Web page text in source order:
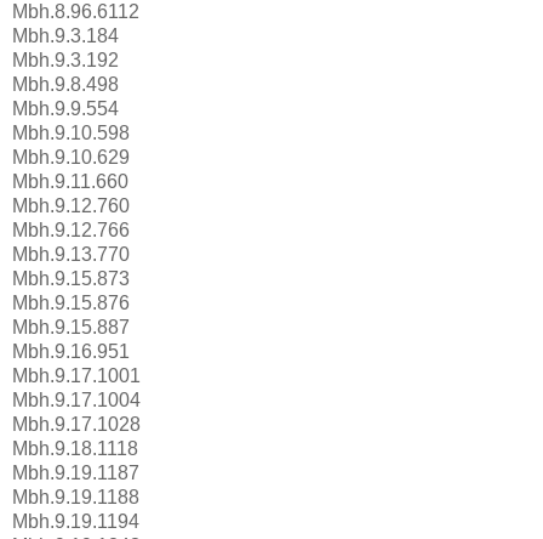
Mbh.8.96.6112
Mbh.9.3.184
Mbh.9.3.192
Mbh.9.8.498
Mbh.9.9.554
Mbh.9.10.598
Mbh.9.10.629
Mbh.9.11.660
Mbh.9.12.760
Mbh.9.12.766
Mbh.9.13.770
Mbh.9.15.873
Mbh.9.15.876
Mbh.9.15.887
Mbh.9.16.951
Mbh.9.17.1001
Mbh.9.17.1004
Mbh.9.17.1028
Mbh.9.18.1118
Mbh.9.19.1187
Mbh.9.19.1188
Mbh.9.19.1194